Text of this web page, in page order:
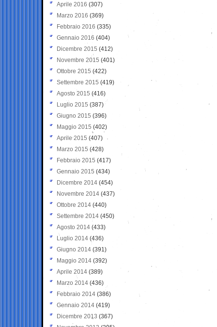
Aprile 2016 (307)
Marzo 2016 (369)
Febbraio 2016 (335)
Gennaio 2016 (404)
Dicembre 2015 (412)
Novembre 2015 (401)
Ottobre 2015 (422)
Settembre 2015 (419)
Agosto 2015 (416)
Luglio 2015 (387)
Giugno 2015 (396)
Maggio 2015 (402)
Aprile 2015 (407)
Marzo 2015 (428)
Febbraio 2015 (417)
Gennaio 2015 (434)
Dicembre 2014 (454)
Novembre 2014 (437)
Ottobre 2014 (440)
Settembre 2014 (450)
Agosto 2014 (433)
Luglio 2014 (436)
Giugno 2014 (391)
Maggio 2014 (392)
Aprile 2014 (389)
Marzo 2014 (436)
Febbraio 2014 (386)
Gennaio 2014 (419)
Dicembre 2013 (367)